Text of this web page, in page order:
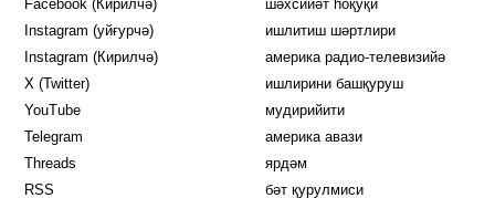
Facebook (Кирилчә)
Instagram (уйғурчә) Opens in new window
Instagram (Кирилчә) Opens in new window
X (Twitter)
YouTube
Telegram
Threads
RSS
шәхсийәт һоқуқи
ишлитиш шәртлири
америка радио-телевизийә
ишлирини башқуруш
мудирийити
америка авази
ярдәм
бәт қурулмиси